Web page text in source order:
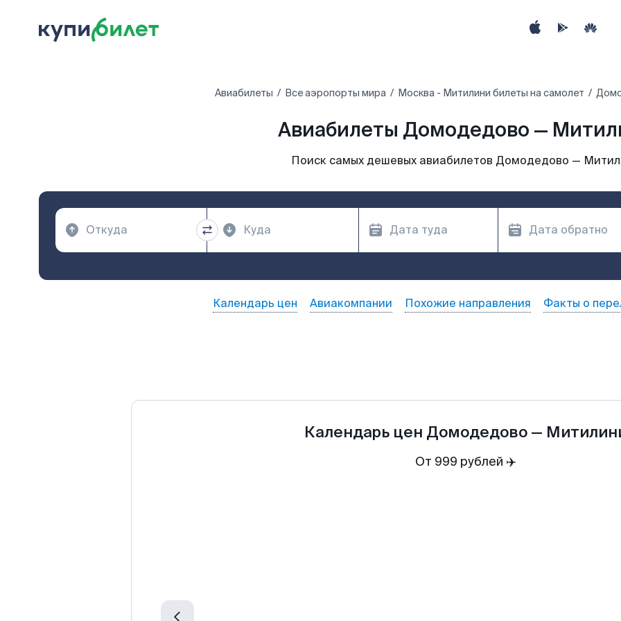
Авиабилеты Все аэропорты мира Москва - Митилини билеты на самолет
Авиабилеты Домодедово —
Поиск самых дешевых авиабилетов Домодедово —
Календарь цен Авиакомпании Похожие направления Факты о
Календарь цен Домодедово —
От 999 рублей ✈️